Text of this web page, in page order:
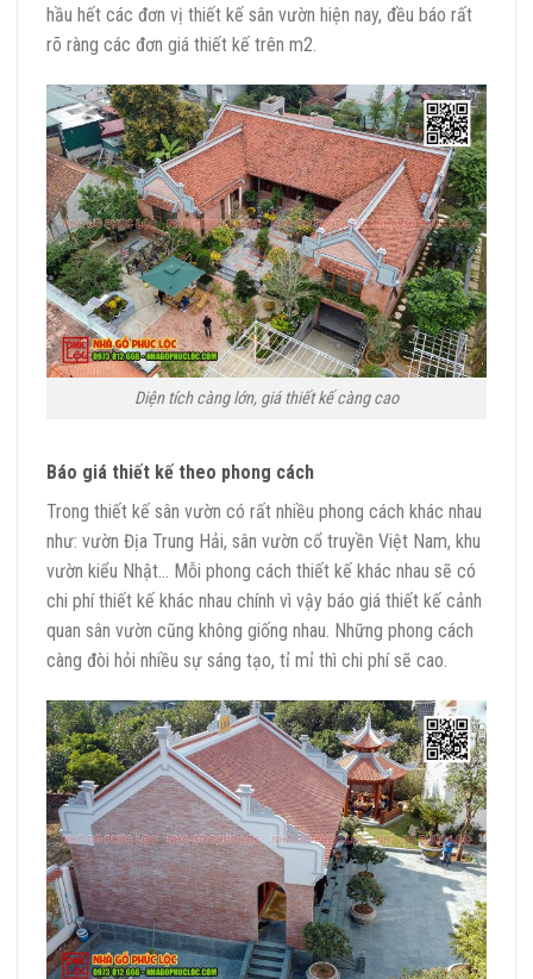
hầu hết các đơn vị thiết kế sân vườn hiện nay, đều báo rất
rõ ràng các đơn giá thiết kế trên m2.
Diện tích càng lớn, giá thiết kế càng cao
Báo giá thiết kế theo phong cách
Trong thiết kế sân vườn có rất nhiều phong cách khác nhau
như: vườn Địa Trung Hải, sân vườn cổ truyền Việt Nam, khu
vườn kiểu Nhật… Mỗi phong cách thiết kế khác nhau sẽ có
chi phí thiết kế khác nhau chính vì vậy báo giá thiết kế cảnh
quan sân vườn cũng không giống nhau. Những phong cách
càng đòi hỏi nhiều sự sáng tạo, tỉ mỉ thì chi phí sẽ cao.